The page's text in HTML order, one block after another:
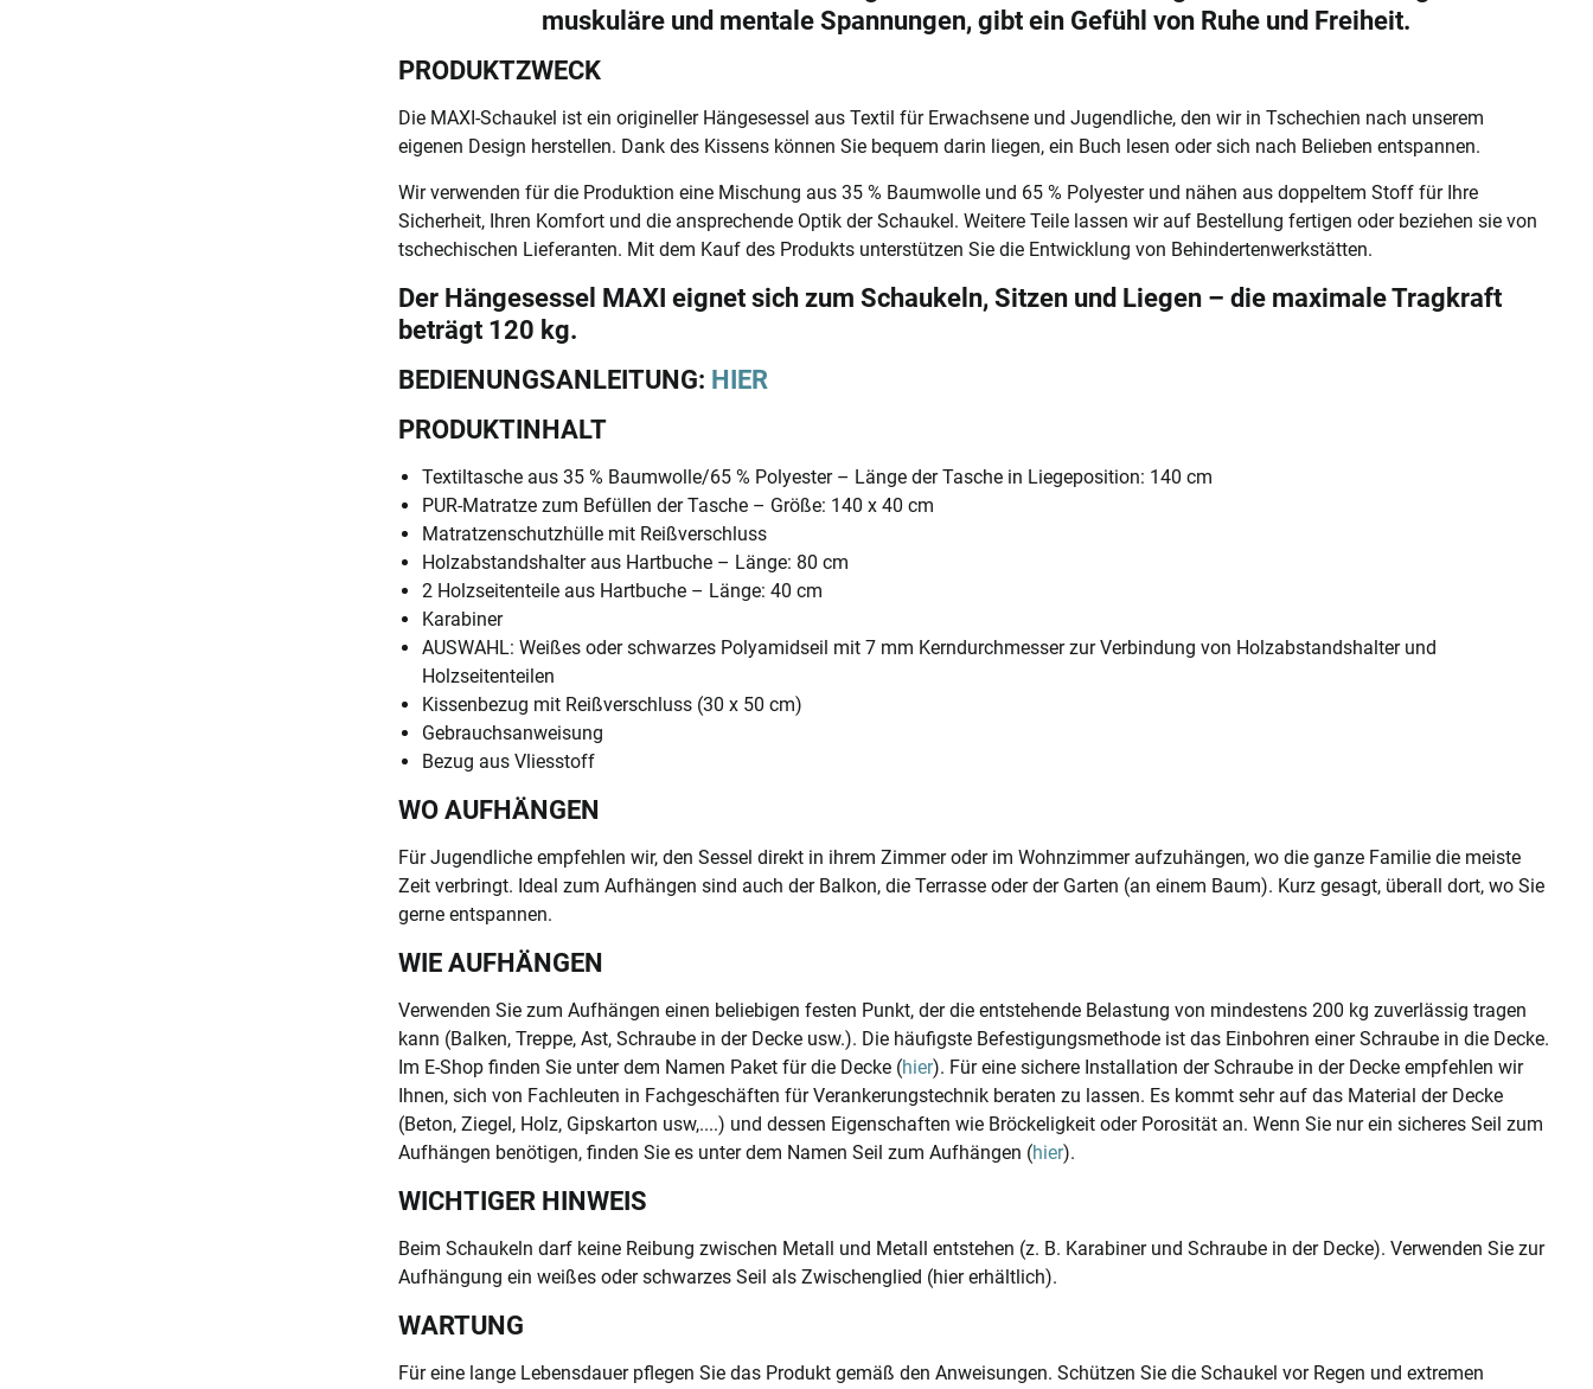
muskuläre und mentale Spannungen, gibt ein Gefühl von Ruhe und Freiheit.
PRODUKTZWECK
Die MAXI-Schaukel ist ein origineller Hängesessel aus Textil für Erwachsene und Jugendliche, den wir in Tschechien nach unserem
eigenen Design herstellen. Dank des Kissens können Sie bequem darin liegen, ein Buch lesen oder sich nach Belieben entspannen.
Wir verwenden für die Produktion eine Mischung aus 35 % Baumwolle und 65 % Polyester und nähen aus doppeltem Stoff für Ihre
Sicherheit, Ihren Komfort und die ansprechende Optik der Schaukel. Weitere Teile lassen wir auf Bestellung fertigen oder beziehen sie von
tschechischen Lieferanten. Mit dem Kauf des Produkts unterstützen Sie die Entwicklung von Behindertenwerkstätten.
Der Hängesessel MAXI eignet sich zum Schaukeln, Sitzen und Liegen – die maximale Tragkraft
beträgt 120 kg.
BEDIENUNGSANLEITUNG: HIER
PRODUKTINHALT
Textiltasche aus 35 % Baumwolle/65 % Polyester – Länge der Tasche in Liegeposition: 140 cm
PUR-Matratze zum Befüllen der Tasche – Größe: 140 x 40 cm
Matratzenschutzhülle mit Reißverschluss
Holzabstandshalter aus Hartbuche – Länge: 80 cm
2 Holzseitenteile aus Hartbuche – Länge: 40 cm
Karabiner
AUSWAHL: Weißes oder schwarzes Polyamidseil mit 7 mm Kerndurchmesser zur Verbindung von Holzabstandshalter und
Holzseitenteilen
Kissenbezug mit Reißverschluss (30 x 50 cm)
Gebrauchsanweisung
Bezug aus Vliesstoff
WO AUFHÄNGEN
Für Jugendliche empfehlen wir, den Sessel direkt in ihrem Zimmer oder im Wohnzimmer aufzuhängen, wo die ganze Familie die meiste
Zeit verbringt. Ideal zum Aufhängen sind auch der Balkon, die Terrasse oder der Garten (an einem Baum). Kurz gesagt, überall dort, wo Sie
gerne entspannen.
WIE AUFHÄNGEN
Verwenden Sie zum Aufhängen einen beliebigen festen Punkt, der die entstehende Belastung von mindestens 200 kg zuverlässig tragen
kann (Balken, Treppe, Ast, Schraube in der Decke usw.). Die häufigste Befestigungsmethode ist das Einbohren einer Schraube in die Decke.
Im E-Shop finden Sie unter dem Namen Paket für die Decke (hier). Für eine sichere Installation der Schraube in der Decke empfehlen wir
Ihnen, sich von Fachleuten in Fachgeschäften für Verankerungstechnik beraten zu lassen. Es kommt sehr auf das Material der Decke
(Beton, Ziegel, Holz, Gipskarton usw,....) und dessen Eigenschaften wie Bröckeligkeit oder Porosität an. Wenn Sie nur ein sicheres Seil zum
Aufhängen benötigen, finden Sie es unter dem Namen Seil zum Aufhängen (hier).
WICHTIGER HINWEIS
Beim Schaukeln darf keine Reibung zwischen Metall und Metall entstehen (z. B. Karabiner und Schraube in der Decke). Verwenden Sie zur
Aufhängung ein weißes oder schwarzes Seil als Zwischenglied (hier erhältlich).
WARTUNG
Für eine lange Lebensdauer pflegen Sie das Produkt gemäß den Anweisungen. Schützen Sie die Schaukel vor Regen und extremen